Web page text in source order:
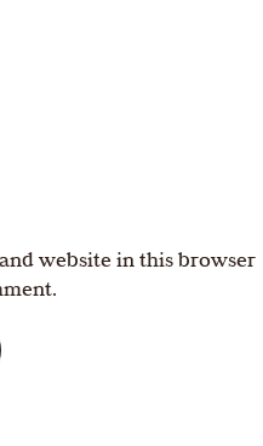
website in this browser